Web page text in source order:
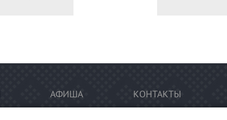
АФИША КОНТАКТЫ